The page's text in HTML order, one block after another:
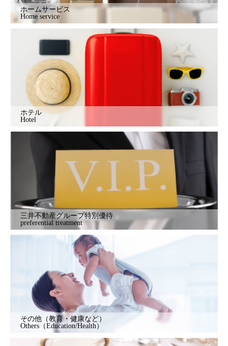
ホームサービス
Home service
ホテル
Hotel
三井不動産グループ特別優待
preferential treatment
その他（教育・健康など）
Others（Education/Health）